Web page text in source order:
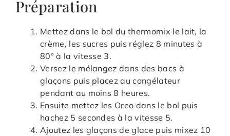
Préparation
Mettez dans le bol du thermomix le lait, la
crème, les sucres puis réglez 8 minutes à
80° à la vitesse 3.
Versez le mélangez dans des bacs à
glaçons puis placez au congélateur
pendant au moins 8 heures.
Ensuite mettez les Oreo dans le bol puis
hachez 5 secondes à la vitesse 5.
Ajoutez les glaçons de glace puis mixez 10